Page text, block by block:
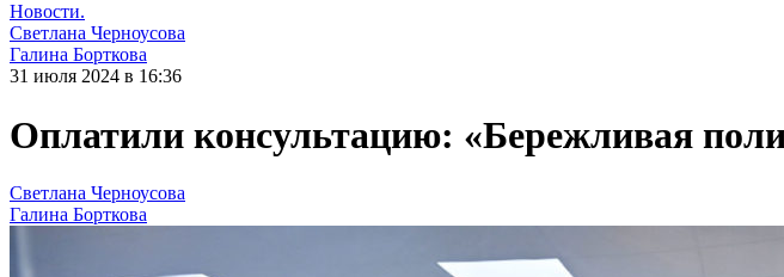
Новости.
Светлана Черноусова
Галина Борткова
31 июля 2024 в 16:36
Оплатили консультацию: «Бережливая
Светлана Черноусова
Галина Борткова